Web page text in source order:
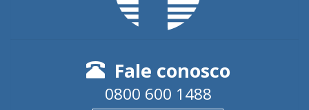
Fale conosco
0800 600 1488